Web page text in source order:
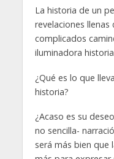
La historia de un
revelaciones
complicados
iluminadora
¿Qué es lo que
historia?
¿Acaso es su
no sencilla-
será más bien que